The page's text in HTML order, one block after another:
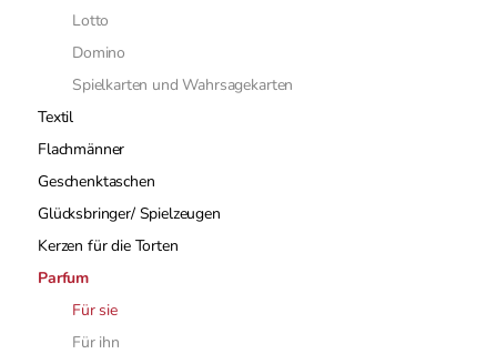
Lotto
Domino
Spielkarten und Wahrsagekarten
Textil
Flachmänner
Geschenktaschen
Glücksbringer/ Spielzeugen
Kerzen für die Torten
Parfum
Für sie
Für ihn